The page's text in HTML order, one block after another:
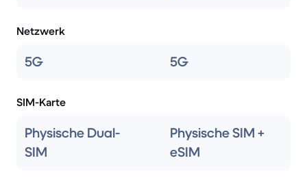
Netzwerk
5G 5G
SIM-Karte
Physische Dual-
SIM
Physische SIM +
eSIM